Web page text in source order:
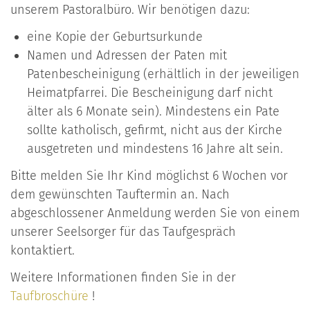
unserem Pastoralbüro. Wir benötigen dazu:
eine Kopie der Geburtsurkunde
Namen und Adressen der Paten mit
Patenbescheinigung (erhältlich in der jeweiligen
Heimatpfarrei. Die Bescheinigung darf nicht
älter als 6 Monate sein). Mindestens ein Pate
sollte katholisch, gefirmt, nicht aus der Kirche
ausgetreten und mindestens 16 Jahre alt sein.
Bitte melden Sie Ihr Kind möglichst 6 Wochen vor
dem gewünschten Tauftermin an. Nach
abgeschlossener Anmeldung werden Sie von einem
unserer Seelsorger für das Taufgespräch
kontaktiert.
Weitere Informationen finden Sie in der
Taufbroschüre !